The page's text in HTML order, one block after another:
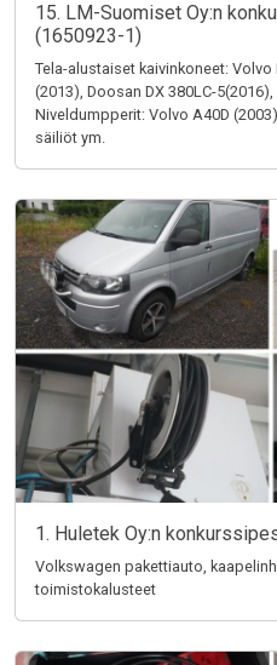
15. LM-Suomiset Oy:n
(1650923-1)
Tela-alustaiset kaivinkoneet: Volvo
(2013), Doosan DX 380LC-
Niveldumpperit: Volvo A40D
säiliöt ym.
1. Huletek Oy:n
Volkswagen pakettiauto,
toimistokalusteet